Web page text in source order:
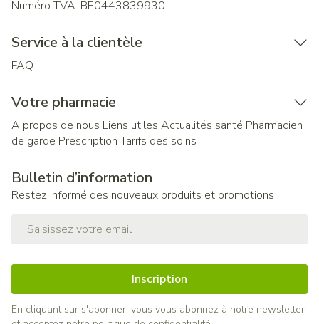
Numéro TVA: BE0443839930
Service à la clientèle
FAQ
Votre pharmacie
A propos de nous Liens utiles Actualités santé Pharmacien
de garde Prescription Tarifs des soins
Bulletin d’information
Restez informé des nouveaux produits et promotions
Inscription
En cliquant sur s'abonner, vous vous abonnez à notre newsletter